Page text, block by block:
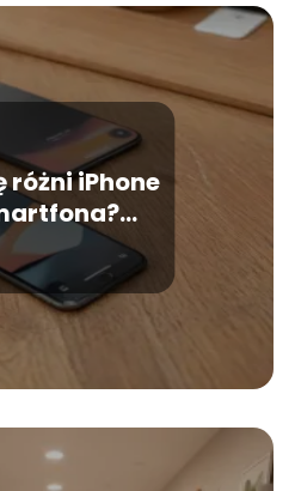
różni iPhone
różnice